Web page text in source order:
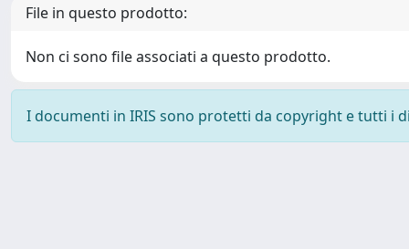
File in questo prodotto:
Non ci sono file associati a questo prodotto.
I documenti in IRIS sono protetti da copyright e tutti i